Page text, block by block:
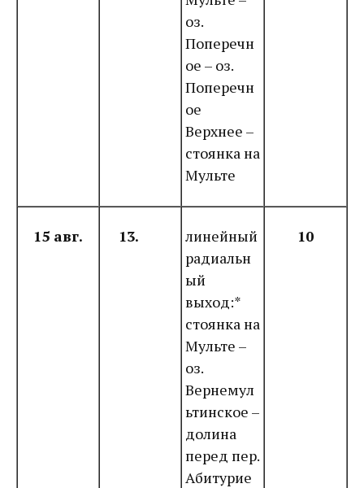
оз.
Поперечн
ое – оз.
Поперечн
ое
Верхнее –
стоянка на
Мульте
15 авг. 13.
линейный
радиальн
ый
выход:*
стоянка на
Мульте –
оз.
Вернемул
ьтинское –
долина
перед пер.
Абитурие
10